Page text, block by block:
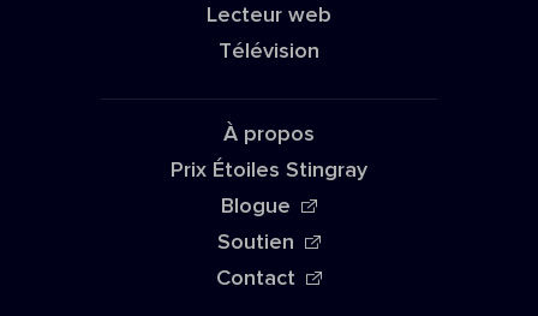
Lecteur web
Télévision
À propos
Prix Étoiles Stingray
Blogue
Soutien
Contact